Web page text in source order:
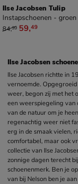
Ilse Jacobsen Tulip
Instapschoenen - groen
van € 84,99 voor €
84,99 59,49
Ilse Jacobsen
Ilse Jacobsen richtte in
vernoemde.
weer, begon zij met het
een weerspiegeling van
van de natuur om je
regenachtig weer niet
erg in de smaak vielen,
comfortabel, maar ook
collectie van Ilse
zonnige dagen terecht
schoenenmerk. Ben je
van bij Nelson ben je